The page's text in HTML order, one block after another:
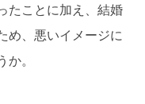
たことに加え、結婚
め、悪いイメージに
か。